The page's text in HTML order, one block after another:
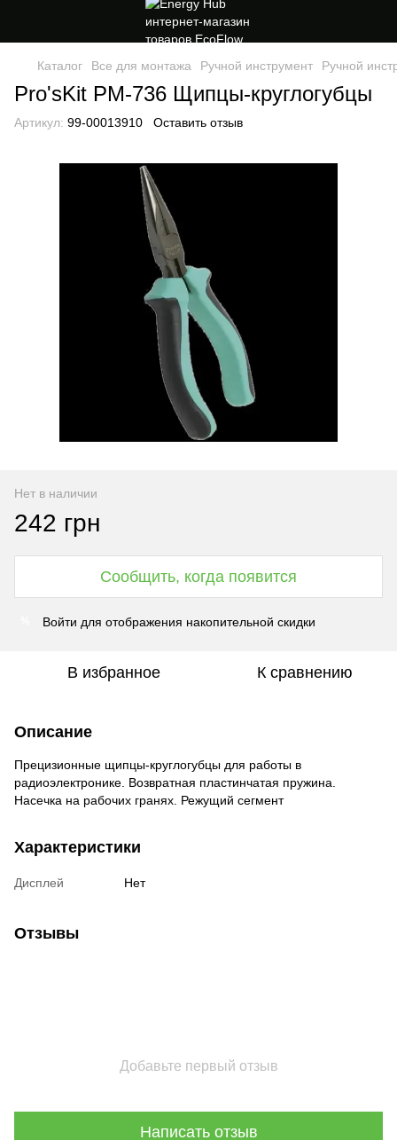
Каталог Все для монтажа Ручной инструмент Ручной
Pro'sKit PM-736 Щипцы-круглогубцы
Артикул: 99-00013910 Оставить отзыв
Нет в наличии
242 грн
Сообщить, когда появится
Войти для отображения накопительной скидки
В избранное К сравнению
Описание
Прецизионные щипцы-круглогубцы для работы в
радиоэлектронике. Возвратная пластинчатая пружина.
Насечка на рабочих гранях. Режущий сегмент
Характеристики
Дисплей Нет
Отзывы
Добавьте первый отзыв
Написать отзыв